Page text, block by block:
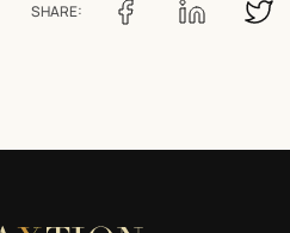
SHARE: